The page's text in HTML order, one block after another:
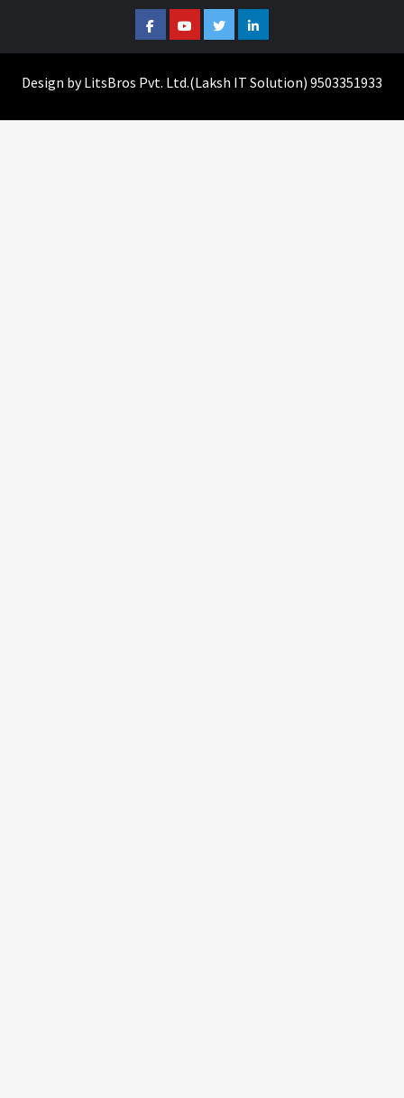
FacebookYoutubeTwitterLinkedin
Design byLitsBros Pvt. Ltd.(Laksh IT Solution) 9503351933